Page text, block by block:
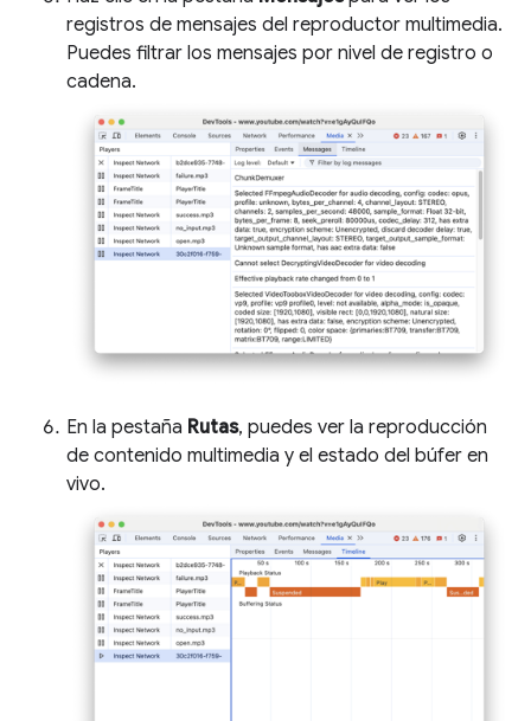
registros de mensajes del reproductor multimedia.
Puedes filtrar los mensajes por nivel de registro o
cadena.
En la pestaña Rutas, puedes ver la reproducción
de contenido multimedia y el estado del búfer en
vivo.